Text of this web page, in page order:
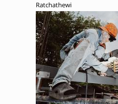
Ratchathewi